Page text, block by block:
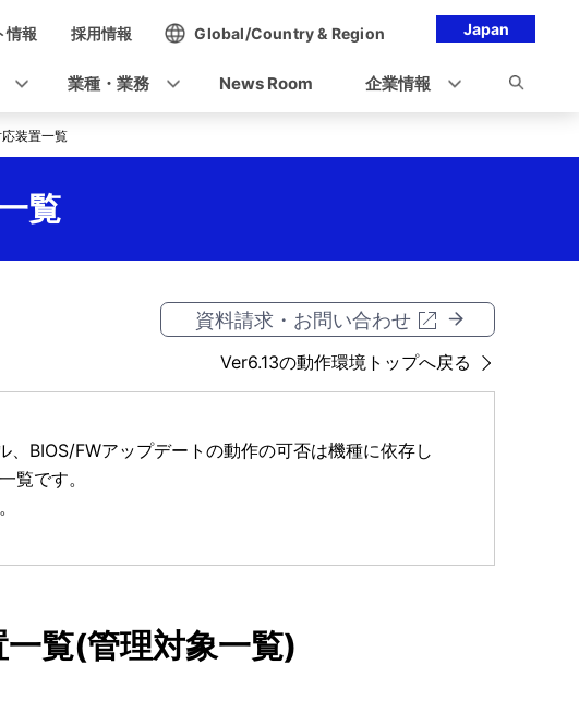
Japan
情報 採用情報 Global/Country & Region
業種・業務 News Room 企業情報
装置一覧
覧
資料請求・お問い合わせ
Ver6.13の動作環境トップへ戻る
BIOS/FWアップデートの動作の可否は機種に依存し
覧です。
覧(管理対象一覧)